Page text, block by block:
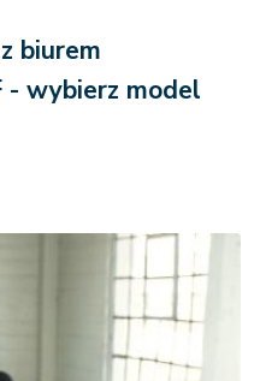
biurem
- wybierz model